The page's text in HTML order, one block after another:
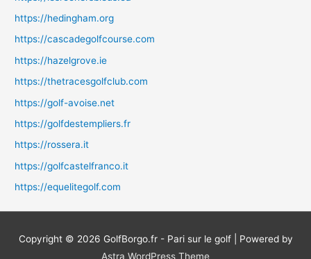
https://hedingham.org
https://cascadegolfcourse.com
https://hazelgrove.ie
https://thetracesgolfclub.com
https://golf-avoise.net
https://golfdestempliers.fr
https://rossera.it
https://golfcastelfranco.it
https://equelitegolf.com
Copyright © 2026 GolfBorgo.fr - Pari sur le golf| Powered by
Astra WordPress Theme